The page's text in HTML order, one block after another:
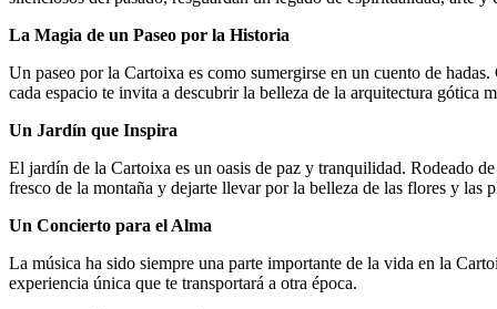
La Magia de un Paseo por la Historia
Un paseo por la Cartoixa es como sumergirse en un cuento de
cada espacio te invita a descubrir la belleza de la arquitectura gótica
Un Jardín que Inspira
El jardín de la Cartoixa es un oasis de paz y tranquilidad. Rodeado
fresco de la montaña y dejarte llevar por la belleza de las flores y las
Un Concierto para el Alma
La música ha sido siempre una parte importante de la vida en la
experiencia única que te transportará a otra época.